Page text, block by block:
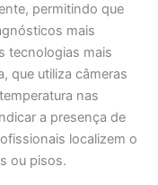
permitindo que
mais
tecnologias mais
que utiliza câmeras
nas
a presença de
localizem o
ou pisos.